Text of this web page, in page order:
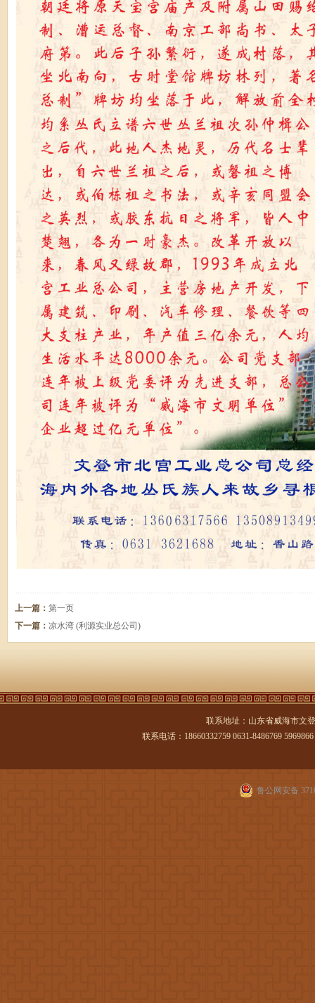
上一篇： 第一页
下一篇： 凉水湾 (利源实业总公司)
联系地址：山东省威海市文
联系电话：18660332759 0631-8486769
鲁公网安备